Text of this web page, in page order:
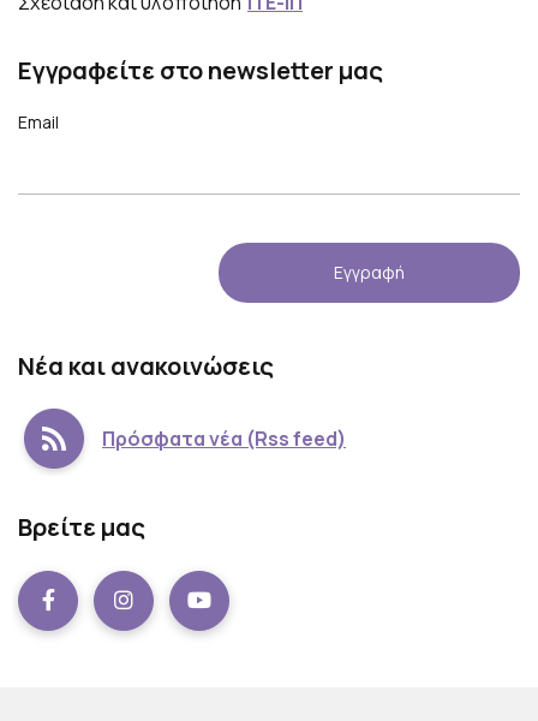
Εγγραφείτε στο newsletter μας
Email
Νέα και ανακοινώσεις
Πρόσφατα νέα (Rss feed)
Βρείτε μας
Facebook instagram Youtube